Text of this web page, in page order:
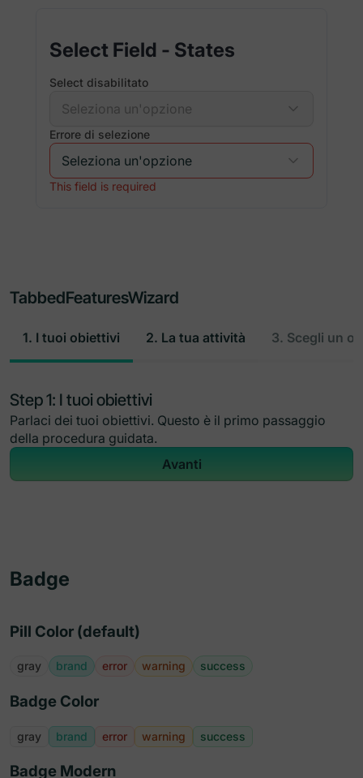
Select Field - States
Select disabilitato
Errore di selezione
This field is required
TabbedFeaturesWizard
1. I tuoi obiettivi 2. La tua attività 3. Scegli un
Step 1: I tuoi obiettivi
Parlaci dei tuoi obiettivi. Questo è il primo passaggio
della procedura guidata.
Avanti
Sblocca Step
3
Badge
Pill Color (default)
gray brand error warning success
Badge Color
gray brand error warning success
Badge Modern